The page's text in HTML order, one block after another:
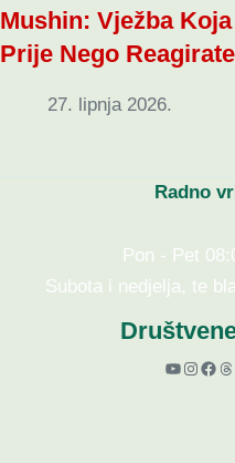
Mushin: Vježba
Prije Nego Reagirate
27. lipnja 2026.
Radno
Pon - Pet
Subota i nedjelja, te
YouTube